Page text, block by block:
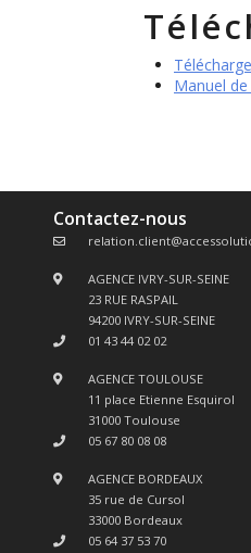
Manuel
Contactez-nous
AGENCE IVRY-SUR-SEINE
23 RUE RASPAIL
94200 IVRY-SUR-SEINE
01 43 44 02 02
AGENCE TOULOUSE
11 place Etienne Esquirol
31000 Toulouse
05 67 80 08 08
AGENCE BORDEAUX
35 rue de Cursol
33000 Bordeaux
05 64 37 53 70